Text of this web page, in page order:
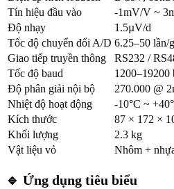
Tín hiệu đầu vào
-1mV/V ~
Độ nhạy
1.5µV/d
Tốc độ chuyển đổi A/D 6.25–50 lần/
Giao tiếp truyền thông
RS232 /
Tốc độ baud
1200–19200
Độ phân giải nội bộ
270.000 @
Nhiệt độ hoạt động
-10°C ~
Kích thước
87 × 172 ×
Khối lượng
2.3 kg
Vật liệu vỏ
Nhôm +
🔹 Ứng dụng tiêu biểu